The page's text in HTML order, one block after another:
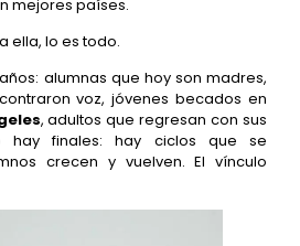
mejores países.
ella, lo es todo.
alumnas que hoy son madres,
voz, jóvenes becados en
, adultos que regresan con sus
hay finales: hay ciclos que se
crecen y vuelven. El vínculo